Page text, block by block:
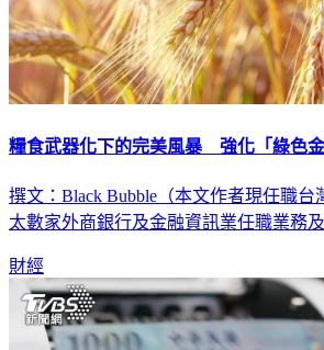
糧食武器化下的完美風暴 強化「綠色
撰文：Black Bubble（本文作者現任職台
太數家外商銀行及金融資訊業任職業務及
財經